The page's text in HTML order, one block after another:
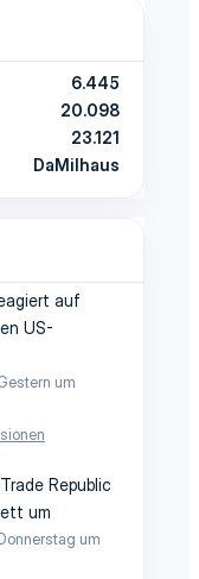
6.445
20.098
23.121
DaMilhaus
auf
US-
um
Republic
um
um